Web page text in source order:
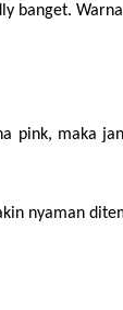
banget.
pink, maka
nyaman